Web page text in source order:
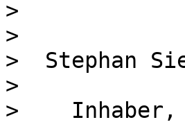
>
>
>  Stephan
>
>    Inhaber,